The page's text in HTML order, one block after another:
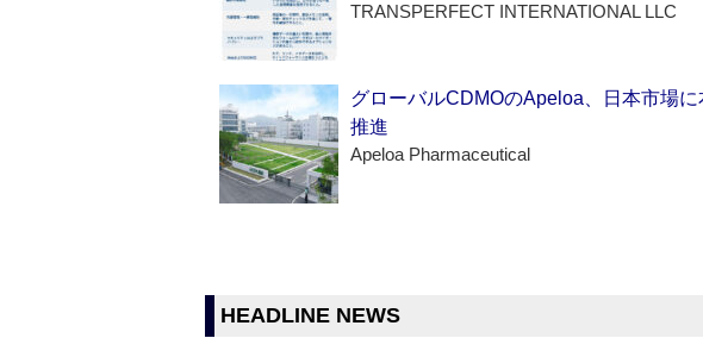
TRANSPERFECT INTERNATIONAL LLC
グローバルCDMOのApeloa、日本市場
推進
Apeloa Pharmaceutical
HEADLINE NEWS